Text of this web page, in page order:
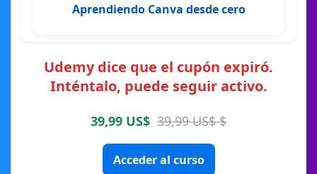
Aprendiendo Canva desde cero
Udemy dice que el cupón expiró.
Inténtalo, puede seguir activo.
39,99 US$ 39,99 US$ $
Acceder al curso